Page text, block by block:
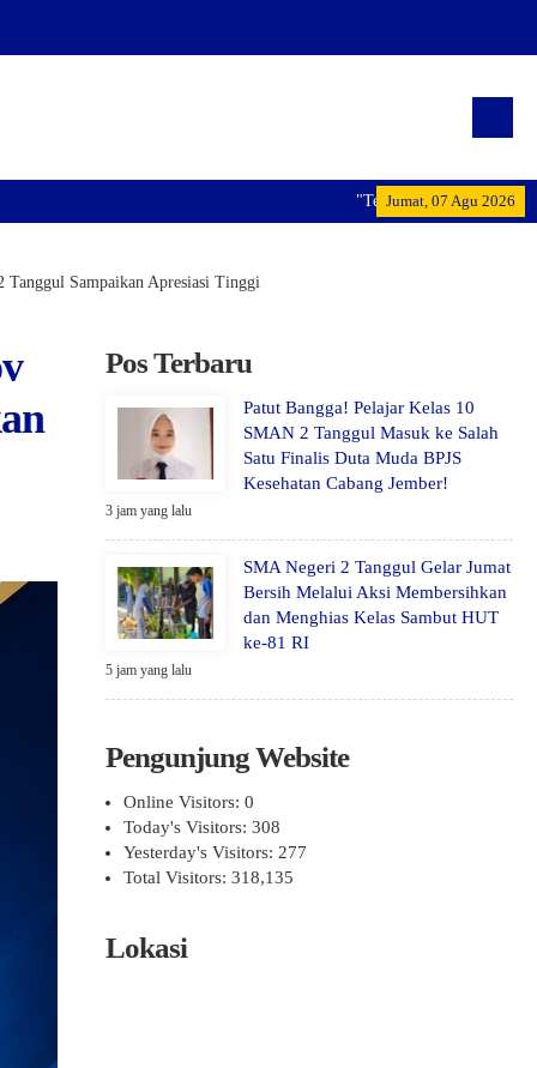
Jumat, 07 Agu 2026
"Terwujudnya generasi pemimpin
Sampaikan Apresiasi Tinggi
Pos Terbaru
Patut Bangga! Pelajar Kelas 10
SMAN 2 Tanggul Masuk ke Salah
Satu Finalis Duta Muda BPJS
Kesehatan Cabang Jember!
3 jam yang lalu
SMA Negeri 2 Tanggul Gelar Jumat
Bersih Melalui Aksi Membersihkan
dan Menghias Kelas Sambut HUT
ke-81 RI
5 jam yang lalu
Pengunjung Website
Online Visitors: 0
Today's Visitors: 308
Yesterday's Visitors: 277
Total Visitors: 318,135
Lokasi